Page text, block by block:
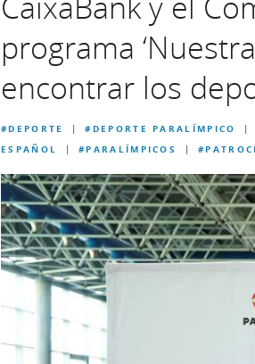
programa
encontrar los
#DEPORTE |#DEPORTE PARALÍMPICO
ESPAÑOL
|#PARALÍMPICOS |